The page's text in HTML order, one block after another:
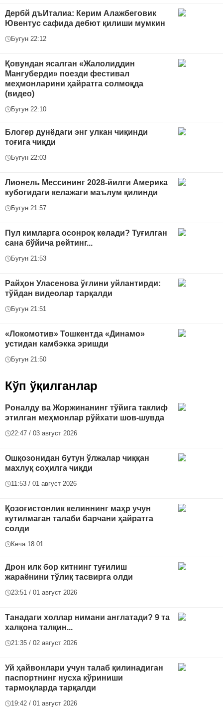
Дербй дъИталиа: Керим Алажбеговик
Ювентус сафида дебют қилиши мумкин
Бугун 22:12
Қовундан ясалган «Жалолиддин
Мангуберди» поезди фестивал
меҳмонларини ҳайратга солмоқда
(видео)
Бугун 22:10
Блогер дунёдаги энг улкан чиқинди
тоғига чиқди
Бугун 22:03
Лионель Мессининг 2028-йилги Америка
кубогидаги келажаги маълум қилинди
Бугун 21:57
Пул кимларга осонроқ келади? Туғилган
сана бўйича рейтинг...
Бугун 21:53
Райҳон Уласенова ўғлини уйлантирди:
тўйдан видеолар тарқалди
Бугун 21:51
«Локомотив» Тошкентда «Динамо»
устидан камбэкка эришди
Бугун 21:50
Кўп ўқилганлар
Роналду ва Жоржинанинг тўйига таклиф
этилган меҳмонлар рўйхати шов-шувда
22:47 / 03 август 2026
Ошқозонидан бутун ўлжалар чиққан
махлуқ соҳилга чиқди
11:53 / 01 август 2026
Қозоғистонлик келиннинг маҳр учун
кутилмаган талаби барчани ҳайратга
солди
Кеча 18:01
Дрон илк бор китнинг туғилиш
жараёнини тўлиқ тасвирга олди
23:51 / 01 август 2026
Танадаги холлар нимани англатади? 9 та
халқона талқин...
21:35 / 02 август 2026
Уй ҳайвонлари учун талаб қилинадиган
паспортнинг нусха кўриниши
тармоқларда тарқалди
19:42 / 01 август 2026